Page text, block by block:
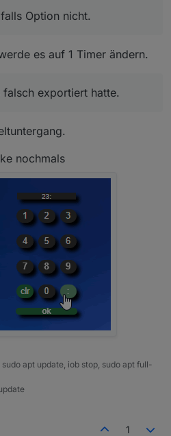
und setzt es in Output nur
Option nicht.
es auf 1 Timer ändern.
exportiert hatte.
nochmals
apt update, iob stop, sudo apt full-
1